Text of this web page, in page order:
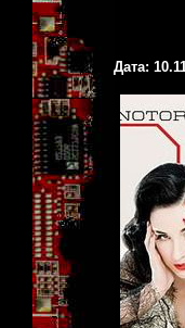
Дата: